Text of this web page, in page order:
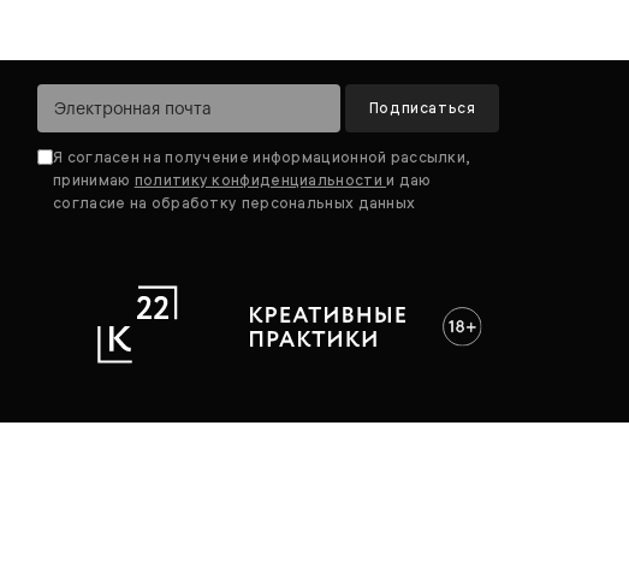
Подписаться
Я согласен на получение информационной рассылки,
принимаю политику конфиденциальностии даю
согласие на обработку персональных данных